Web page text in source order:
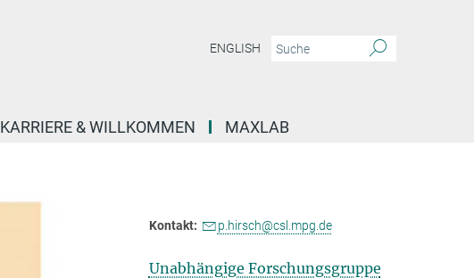
ENGLISH
KARRIERE & WILLKOMMEN MAXLAB
Kontakt: p.hirsch@csl.mpg.de
Unabhängige Forschungsgruppe